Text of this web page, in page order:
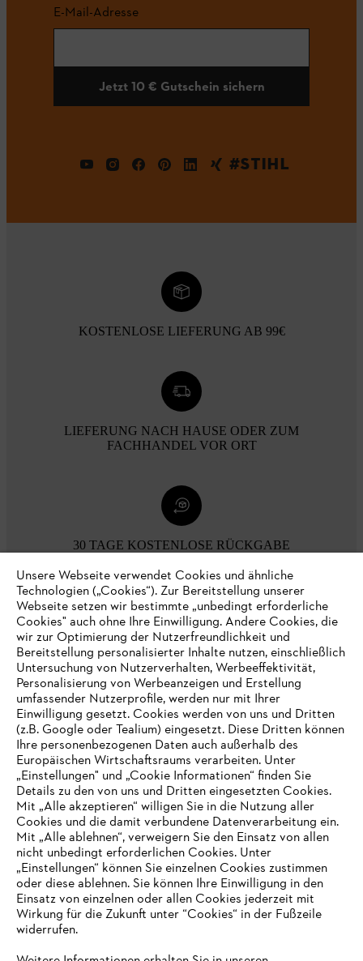
E-Mail-Adresse
Jetzt 10 € Gutschein sichern
#STIHL
KOSTENLOSE LIEFERUNG AB 99€
LIEFERUNG NACH HAUSE ODER ZUM
FACHHANDEL VOR ORT
30 TAGE KOSTENLOSE RÜCKGABE
Zahlungsmöglichkeiten
Unternehmen
Online Shop
Service
IHR BROWSER WIRD NICHT
UNTERSTÜTZT
Unsere Webseite verwendet Cookies und ähnliche
Technologien („Cookies“). Zur Bereitstellung unserer
Webseite setzen wir bestimmte „unbedingt erforderliche
Cookies" auch ohne Ihre Einwilligung. Andere Cookies, die
wir zur Optimierung der Nutzerfreundlichkeit und
Bereitstellung personalisierter Inhalte nutzen, einschließlich
Untersuchung von Nutzerverhalten, Werbeeffektivität,
Personalisierung von Werbeanzeigen und Erstellung
umfassender Nutzerprofile, werden nur mit Ihrer
Einwilligung gesetzt. Cookies werden von uns und Dritten
(z.B. Google oder Tealium) eingesetzt. Diese Dritten können
Ihre personenbezogenen Daten auch außerhalb des
Europäischen Wirtschaftsraums verarbeiten. Unter
„Einstellungen" und „Cookie Informationen“ finden Sie
Details zu den von uns und Dritten eingesetzten Cookies.
Mit „Alle akzeptieren“ willigen Sie in die Nutzung aller
Cookies und die damit verbundene Datenverarbeitung ein.
Mit „Alle ablehnen“, verweigern Sie den Einsatz von allen
nicht unbedingt erforderlichen Cookies. Unter
„Einstellungen“ können Sie einzelnen Cookies zustimmen
oder diese ablehnen. Sie können Ihre Einwilligung in den
Einsatz von einzelnen oder allen Cookies jederzeit mit
Wirkung für die Zukunft unter “Cookies“ in der Fußzeile
widerrufen.